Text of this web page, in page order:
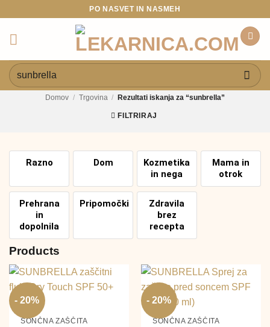
vsebino
PO NASVET IN NASMEH
Išči:
Domov / Trgovina / Rezultati iskanja za “sunbrella”
FILTRIRAJ
Razno Dom
Kozmetika
in nega
Mama in
otrok
Prehrana
in
dopolnila
Pripomočki
Zdravila
brez
recepta
Products
- 20%
SONČNA ZAŠČITA
- 20%
SONČNA ZAŠČITA